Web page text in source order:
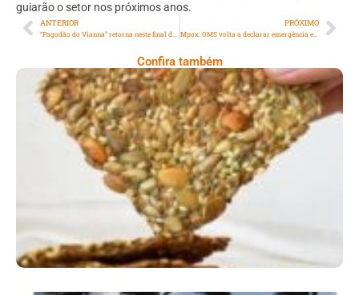
guiarão o setor nos próximos anos.
ANTERIOR PRÓXIMO
Mpox: OMS volta a declarar emergência em saúde pública global
Confira também
Comer Bem: Cracker De Sementes